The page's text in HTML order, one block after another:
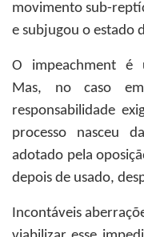
movimento sub-
e subjugou o estado
O impeachment é
Mas, no caso
responsabilidade
processo nasceu
adotado pela
depois de usado,
Incontáveis